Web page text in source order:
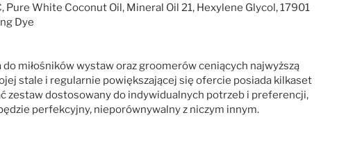
White Coconut Oil, Mineral Oil 21, Hexylene Glycol, 17901
Dye
miłośników wystaw oraz groomerów ceniących najwyższą
stale i regularnie powiększającej się ofercie posiada kilkaset
zestaw dostosowany do indywidualnych potrzeb i preferencji,
perfekcyjny, nieporównywalny z niczym innym.